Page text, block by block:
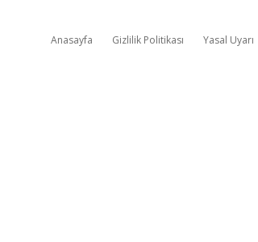
Anasayfa Gizlilik Politikası Yasal Uyarı